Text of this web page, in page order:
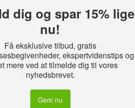
dig og spar 15% lige
nu!
Få eksklusive tilbud, gratis
ekspertvidenstips og
mere ved at tilmelde dig til vores
nyhedsbrevet.
Gem nu